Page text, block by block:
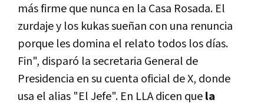
más firme que nunca en la Casa Rosada. El
zurdaje y los kukas sueñan con una renuncia
porque les domina el relato todos los días.
Fin", disparó la secretaria General de
Presidencia en su cuenta oficial de X, donde
usa el alias "El Jefe". En LLA dicen quela